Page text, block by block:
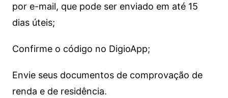
por e-mail, que pode ser enviado em até 15
dias úteis;
Confirme o código no DigioApp;
Envie seus documentos de comprovação de
renda e de residência.